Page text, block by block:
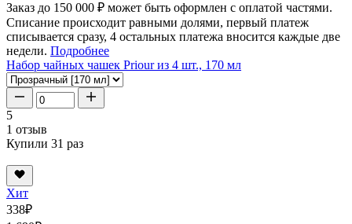
Заказ до 150 000 ₽ может быть оформлен с оплатой частями.
Списание происходит равными долями, первый платеж
списывается сразу, 4 остальных платежа вносится каждые две
недели. Подробнее
Набор чайных чашек Priour из 4 шт., 170 мл
5
1 отзыв
Купили 31 раз
Хит
338₽